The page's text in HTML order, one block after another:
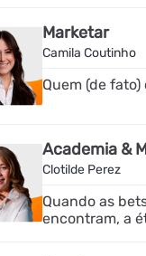
Marketar
Camila Coutinho
Quem (de fato)
Academia &
Clotilde Perez
Quando as
encontram, a